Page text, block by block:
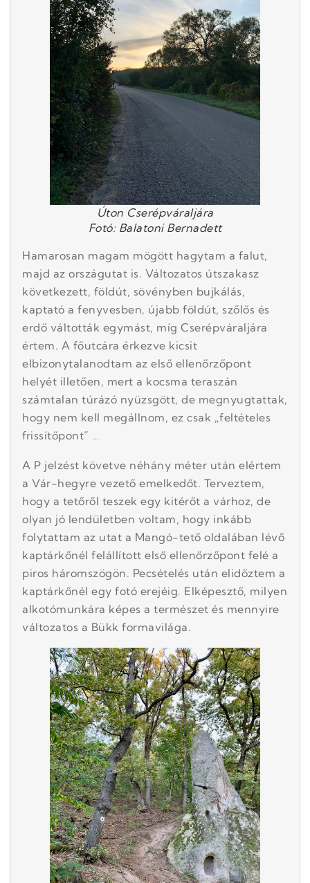
Úton Cserépváraljára
Fotó: Balatoni Bernadett
Hamarosan magam mögött hagytam a falut,
majd az országutat is. Változatos útszakasz
következett, földút, sövényben bujkálás,
kaptató a fenyvesben, újabb földút, szőlős és
erdő váltották egymást, míg Cserépváraljára
értem. A főutcára érkezve kicsit
elbizonytalanodtam az első ellenőrzőpont
helyét illetően, mert a kocsma teraszán
számtalan túrázó nyüzsgött, de megnyugtattak,
hogy nem kell megállnom, ez csak „feltételes
frissítőpont” …
A P jelzést követve néhány méter után elértem
a Vár-hegyre vezető emelkedőt. Terveztem,
hogy a tetőről teszek egy kitérőt a várhoz, de
olyan jó lendületben voltam, hogy inkább
folytattam az utat a Mangó-tető oldalában lévő
kaptárkőnél felállított első ellenőrzőpont felé a
piros háromszögön. Pecsételés után elidőztem a
kaptárkőnél egy fotó erejéig. Elképesztő, milyen
alkotómunkára képes a természet és mennyire
változatos a Bükk formavilága.